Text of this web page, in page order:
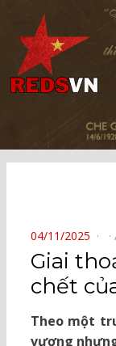
Kênh chia sẻ tri thức
POSTED
ON
04/11/2025
Giai
chết
Theo một
vương